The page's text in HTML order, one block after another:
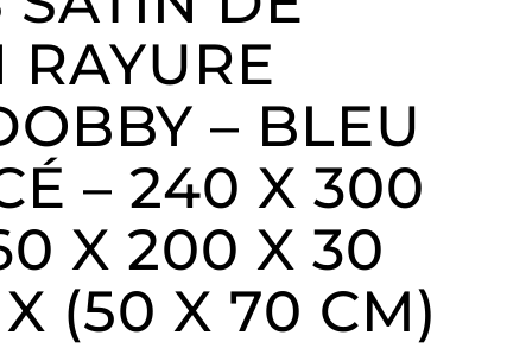
RAYURE
– BLEU
– 240 X 300
X 200 X 30
(50 X 70 CM)